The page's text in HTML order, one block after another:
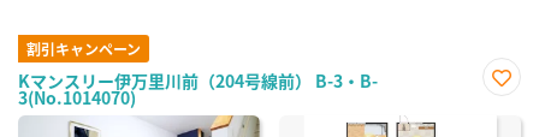
割引キャンペーン
Kマンスリー伊万里川前（204号線前） B-3・B-
3(No.1014070)
に入